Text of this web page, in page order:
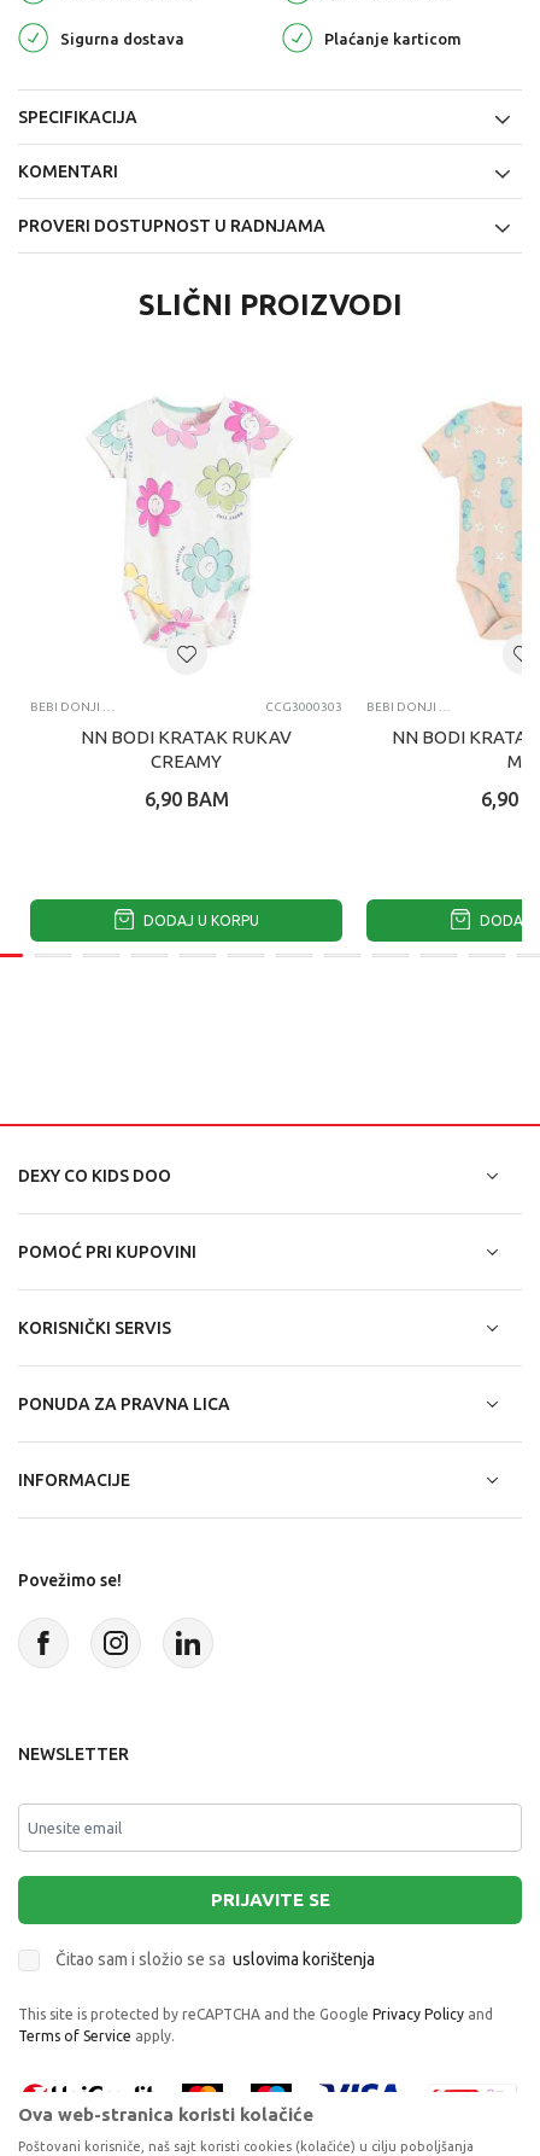
Sigurna dostava Plaćanje karticom
SPECIFIKACIJA
KOMENTARI
PROVERI DOSTUPNOST U RADNJAMA
SLIČNI PROIZVODI
CCG3000303
NN BODI KRATAK RUKAV
CREAMY
6,90 BAM
DODAJ U KORPU
NN BODI
MIX
6,90
DODAJ
DEXY CO KIDS DOO
POMOĆ PRI KUPOVINI
KORISNIČKI SERVIS
PONUDA ZA PRAVNA LICA
INFORMACIJE
Povežimo se!
NEWSLETTER
PRIJAVITE SE
Čitao sam i složio se sa uslovima korištenja
This site is protected by reCAPTCHA and the Google Privacy Policy and
Terms of Service apply.
Ova web-stranica koristi kolačiće
Poštovani korisniče, naš sajt koristi cookies (kolačiće) u cilju poboljšanja